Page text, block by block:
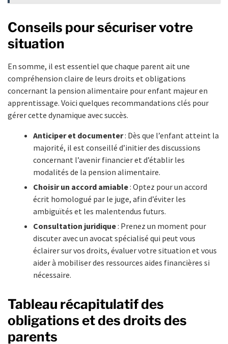
Conseils pour sécuriser votre
situation
En somme, il est essentiel que chaque parent ait une
compréhension claire de leurs droits et obligations
concernant la pension alimentaire pour enfant majeur en
apprentissage. Voici quelques recommandations clés pour
gérer cette dynamique avec succès.
Anticiper et documenter: Dès que l’enfant atteint la
majorité, il est conseillé d’initier des discussions
concernant l’avenir financier et d’établir les
modalités de la pension alimentaire.
Choisir un accord amiable: Optez pour un accord
écrit homologué par le juge, afin d’éviter les
ambiguïtés et les malentendus futurs.
Consultation juridique: Prenez un moment pour
discuter avec un avocat spécialisé qui peut vous
éclairer sur vos droits, évaluer votre situation et vous
aider à mobiliser des ressources aides financières si
nécessaire.
Tableau récapitulatif des
obligations et des droits des
parents